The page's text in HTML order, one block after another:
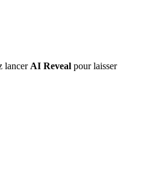
lancer AI Reveal pour laisser